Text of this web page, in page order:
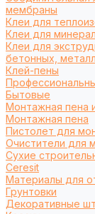
мембраны
Клеи для
Клеи для
Клеи для
бетонных,
Клей-пены
Бытовые
Монтажная пена
Монтажная пена
Пистолет для
Очистители для
Сухие
Ceresit
Материалы для
Грунтовки
Декоративные